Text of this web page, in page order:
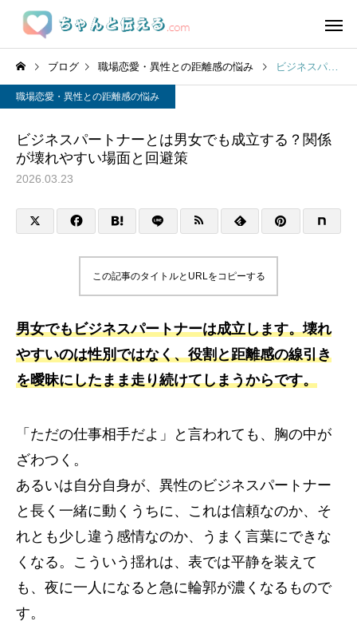
ブログ 職場恋愛・異性との距離感の悩み ビジネスパートナーとは男女でも成立する？関係が壊れやすい場面と回避策
職場恋愛・異性との距離感の悩み
ビジネスパートナーとは男女でも成立する？関係
が壊れやすい場面と回避策
2026.03.23
この記事のタイトルとURLをコピーする
男女でもビジネスパートナーは成立します。壊れ
やすいのは性別ではなく、役割と距離感の線引き
を曖昧にしたまま走り続けてしまうからです。
「ただの仕事相手だよ」と言われても、胸の中が
ざわつく。
あるいは自分自身が、異性のビジネスパートナー
と長く一緒に動くうちに、これは信頼なのか、そ
れとも少し違う感情なのか、うまく言葉にできな
くなる。こういう揺れは、表では平静を装えて
も、夜に一人になると急に輪郭が濃くなるもので
す。